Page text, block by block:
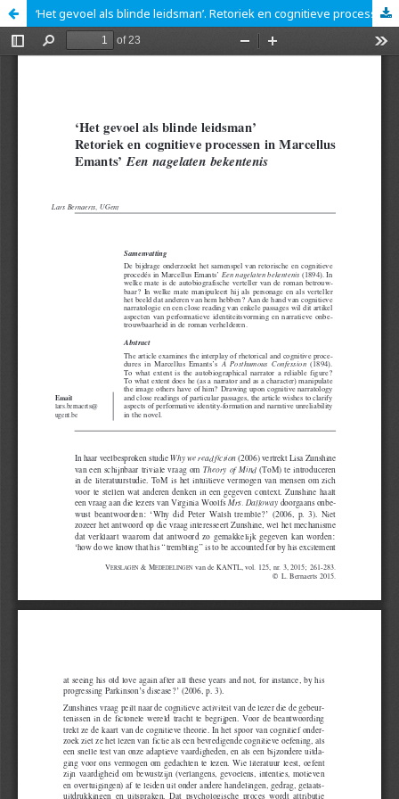
‘Het gevoel als blinde leidsman’. Retoriek en cognitieve processen in Marcellus Emants’ Een nagelaten bekentenis